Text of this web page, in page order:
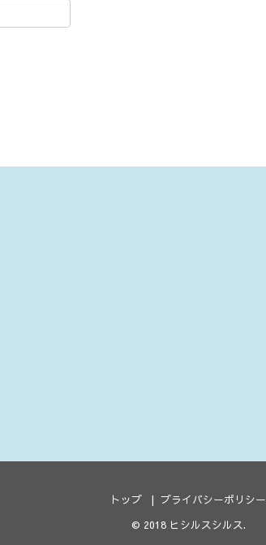
トップ
プライバシーポリシー
© 2018 ヒシルスシルス.